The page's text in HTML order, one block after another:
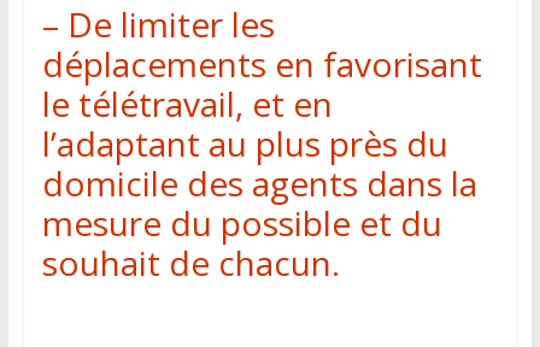
– De limiter les
déplacements en favorisant
le télétravail, et en
l’adaptant au plus près du
domicile des agents dans la
mesure du possible et du
souhait de chacun.